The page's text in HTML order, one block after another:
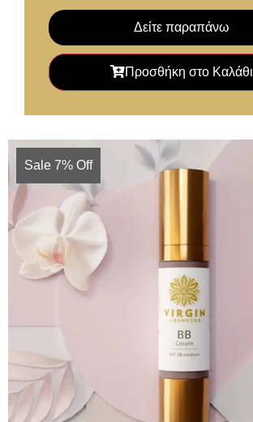
Δείτε παραπάνω
Προσθήκη στο Καλάθι
Sale 7% Off